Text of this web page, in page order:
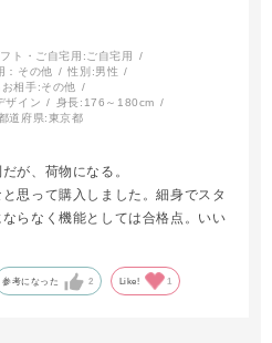
ト・ご自宅用:ご自宅用
：その他 性別:男性
相手:その他
ザイン 身長: 176～180cm
道府県:東京都
が、荷物になる。
思って購入しました。細身でスタ
らなく機能としては合格点。いい
参考になった 2 Like! 1